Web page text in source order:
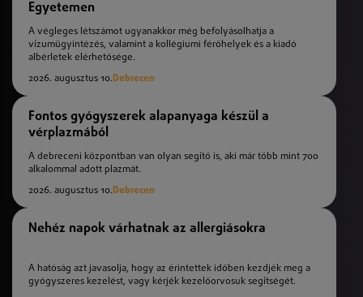
Egyetemen
A végleges létszámot ugyanakkor még befolyásolhatja a
vízumügyintézés, valamint a kollégiumi férőhelyek és a kiadó
albérletek elérhetősége.
2026. augusztus 10.Debrecen
Fontos gyógyszerek alapanyaga készül a
vérplazmából
A debreceni központban van olyan segítő is, aki már több mint 700
alkalommal adott plazmát.
2026. augusztus 10.Debrecen
Nehéz napok várhatnak az allergiásokra
A hatóság azt javasolja, hogy az érintettek időben kezdjék meg a
gyógyszeres kezelést, vagy kérjék kezelőorvosuk segítségét.